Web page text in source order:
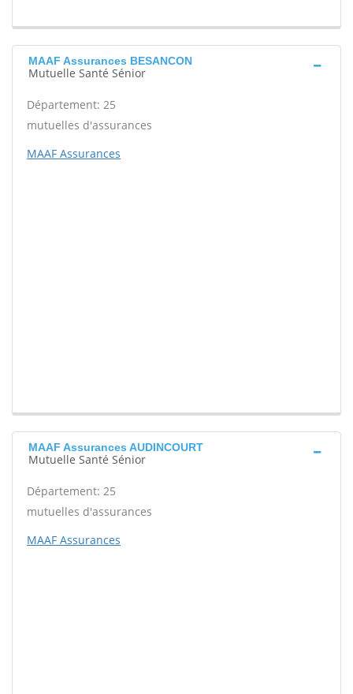
MAAF Assurances BESANCON
Mutuelle Santé Sénior
Département: 25
mutuelles d'assurances
MAAF Assurances
MAAF Assurances AUDINCOURT
Mutuelle Santé Sénior
Département: 25
mutuelles d'assurances
MAAF Assurances